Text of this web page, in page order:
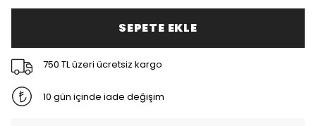
SEPETE EKLE
750 TL üzeri ücretsiz kargo
10 gün içinde iade değişim